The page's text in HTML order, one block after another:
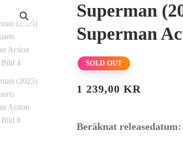
Superman
Superman
SOLD OUT
1 239,00 KR
Beräknat releasedatum: